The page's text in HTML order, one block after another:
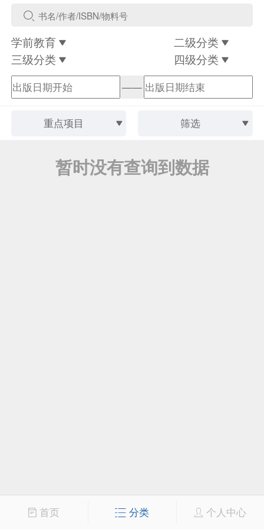
学前教育
二级分类
三级分类
四级分类
——
重点项目 筛选
暂时没有查询到数据
首页 分类 个人中心